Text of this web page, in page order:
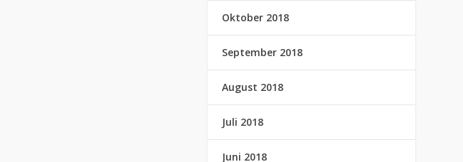
Oktober 2018
September 2018
August 2018
Juli 2018
Juni 2018